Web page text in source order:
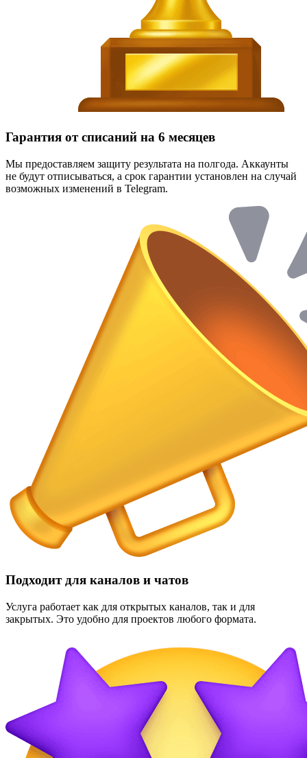
Гарантия от списаний на 6 месяцев
Мы предоставляем защиту результата на полгода. Аккаунты
не будут отписываться, а срок гарантии установлен на случай
возможных изменений в Telegram.
Подходит для каналов и чатов
Услуга работает как для открытых каналов, так и для
закрытых. Это удобно для проектов любого формата.